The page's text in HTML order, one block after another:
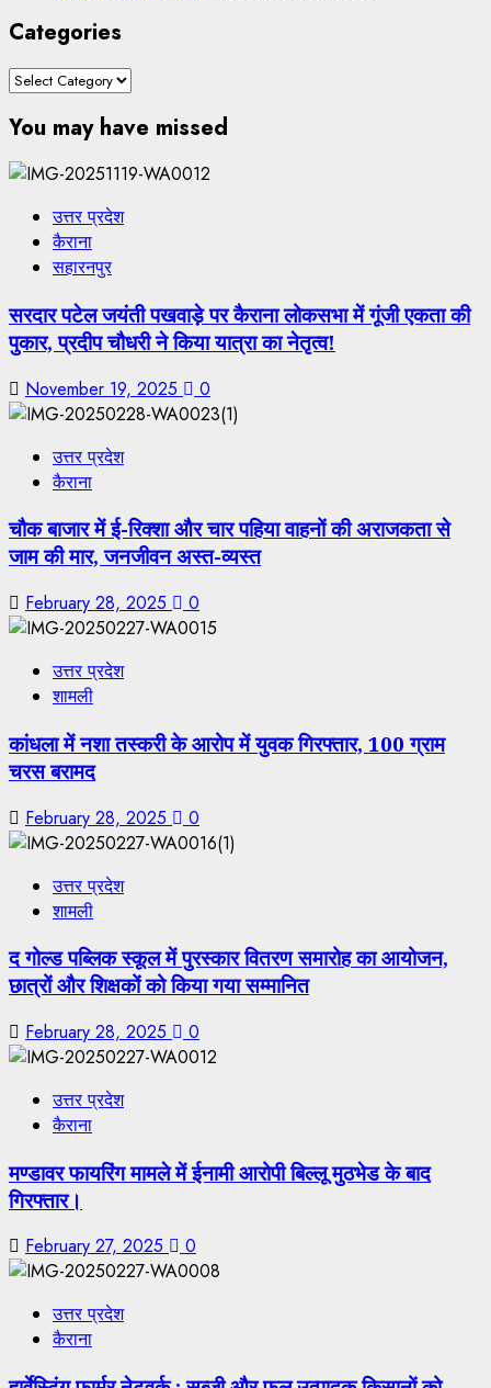
Categories
Categories
You may have missed
उत्तर प्रदेश
कैराना
सहारनपुर
सरदार पटेल जयंती पखवाड़े पर कैराना लोकसभा में गूंजी एकता की
पुकार, प्रदीप चौधरी ने किया यात्रा का नेतृत्व!
November 19, 2025 0
उत्तर प्रदेश
कैराना
चौक बाजार में ई-रिक्शा और चार पहिया वाहनों की अराजकता से
जाम की मार, जनजीवन अस्त-व्यस्त
February 28, 2025 0
उत्तर प्रदेश
शामली
कांधला में नशा तस्करी के आरोप में युवक गिरफ्तार, 100 ग्राम
चरस बरामद
February 28, 2025 0
उत्तर प्रदेश
शामली
द गोल्ड पब्लिक स्कूल में पुरस्कार वितरण समारोह का आयोजन,
छात्रों और शिक्षकों को किया गया सम्मानित
February 28, 2025 0
उत्तर प्रदेश
कैराना
मण्डावर फायरिंग मामले में ईनामी आरोपी बिल्लू मुठभेड के बाद
गिरफ्तार।
February 27, 2025 0
उत्तर प्रदेश
कैराना